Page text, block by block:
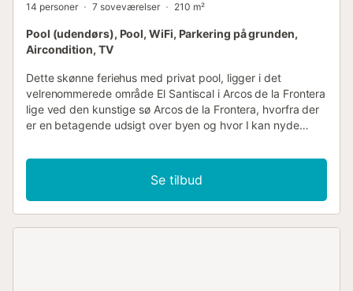
14 personer 7 soveværelser 210 m²
Pool (udendørs), Pool, WiFi, Parkering på grunden,
Aircondition, TV
Dette skønne feriehus med privat pool, ligger i det
velrenommerede område El Santiscal i Arcos de la Frontera
lige ved den kunstige sø Arcos de la Frontera, hvorfra der
er en betagende udsigt over byen og hvor I kan nyde
søen, hvor I kan fiske, og kun 600 m fra en marina og en
strand med fint sand, hvorfra I kan hoppe i vandet,
svømme og dyrke forkellige andre former for vandsport.
Der er tre km til Arcos de la Frontera, hvor der er mange
Se tilbud